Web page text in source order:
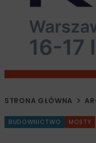
STRONA GŁÓWNA
BUDOWNICTWO MOSTY